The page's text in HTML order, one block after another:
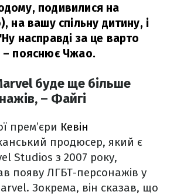
подивилися на
на вашу спільну дитину, і
насправді за це варто
– пояснює Чжао.
буде ще більше
– Файгі
прем’єри Кевін
продюсер, який є
Studios з 2007 року,
появу ЛГБТ-персонажів у
Зокрема, він сказав, що